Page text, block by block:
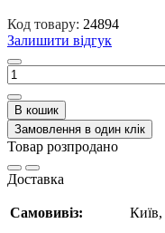
Код товару: 24894
Залишити відгук
В кошик
Замовлення в один клік
Товар розпродано
Доставка
Самовивіз: